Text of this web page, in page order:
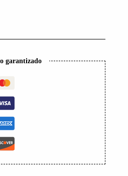
garantizado